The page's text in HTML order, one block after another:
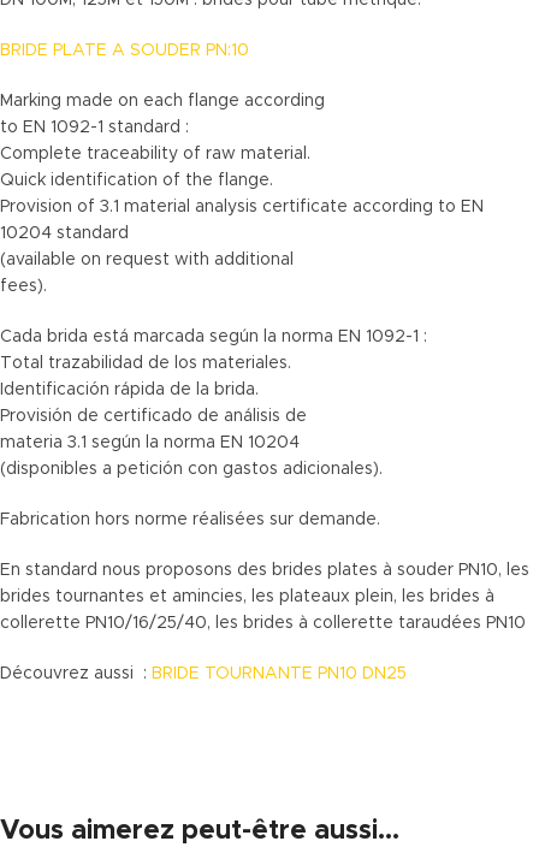
BRIDE PLATE A SOUDER PN:10
Marking made on each flange according
to EN 1092-1 standard :
Complete traceability of raw material.
Quick identification of the flange.
Provision of 3.1 material analysis certificate according to EN
10204 standard
(available on request with additional
fees).
Cada brida está marcada según la norma EN 1092-1 :
Total trazabilidad de los materiales.
Identificación rápida de la brida.
Provisión de certificado de análisis de
materia 3.1 según la norma EN 10204
(disponibles a petición con gastos adicionales).
Fabrication hors norme réalisées sur demande.
En standard nous proposons des brides plates à souder PN10, les
brides tournantes et amincies, les plateaux plein, les brides à
collerette PN10/16/25/40, les brides à collerette taraudées PN10
Découvrez aussi : BRIDE TOURNANTE PN10 DN25
Vous aimerez peut-être aussi…